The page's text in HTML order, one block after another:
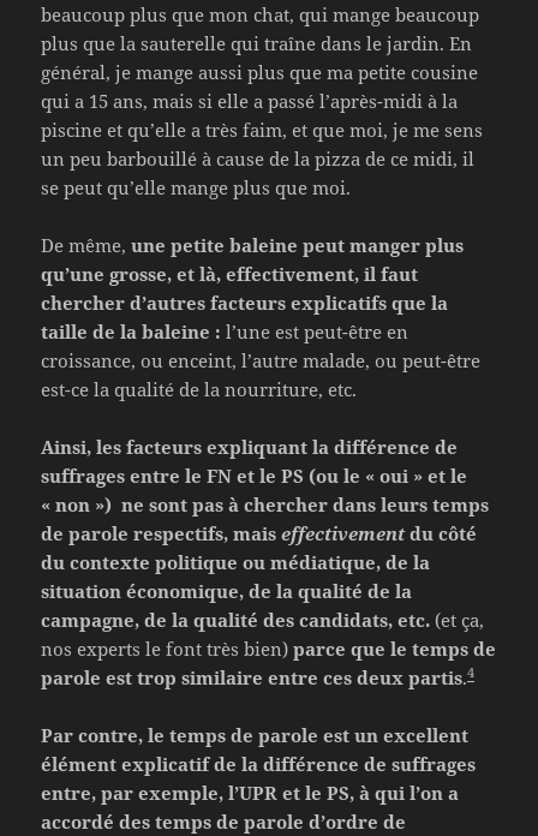
beaucoup plus que mon chat, qui mange beaucoup
plus que la sauterelle qui traîne dans le jardin. En
général, je mange aussi plus que ma petite cousine
qui a 15 ans, mais si elle a passé l’après-midi à la
piscine et qu’elle a très faim, et que moi, je me sens
un peu barbouillé à cause de la pizza de ce midi, il
se peut qu’elle mange plus que moi.
De même,une petite baleine peut manger plus
qu’une grosse, et là, effectivement, il faut
chercher d’autres facteurs explicatifs que la
taille de la baleine : l’une est peut-être en
croissance, ou enceint, l’autre malade, ou peut-être
est-ce la qualité de la nourriture, etc.
Ainsi, les facteurs expliquant la différence de
suffrages entre le FN et le PS (ou le « oui » et le
« non ») ne sont pas à chercher dans leurs temps
de parole respectifs, maiseffectivementdu côté
du contexte politique ou médiatique, de la
situation économique, de la qualité de la
campagne, de la qualité des candidats, etc. (et ça,
nos experts le font très bien) parce que le temps de
parole est trop similaire entre ces deux partis.4
Par contre, le temps de parole est un excellent
élément explicatif de la différence de suffrages
entre, par exemple, l’UPR et le PS, à qui l’on a
accordé des temps de parole d’ordre de